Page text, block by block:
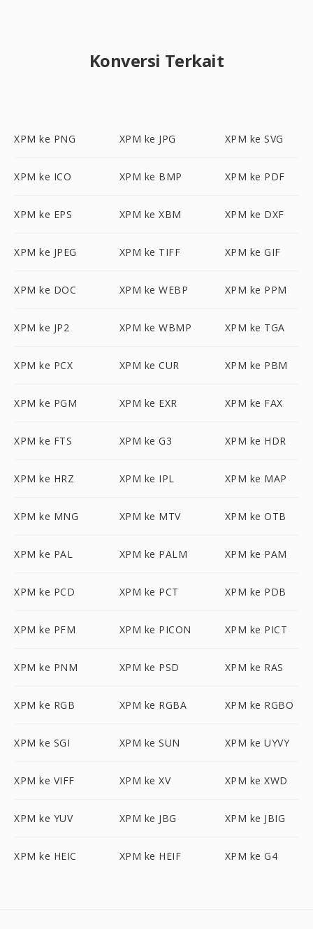
Konversi Terkait
XPM ke PNG XPM ke JPG XPM ke SVG
XPM ke ICO XPM ke BMP XPM ke PDF
XPM ke EPS XPM ke XBM XPM ke DXF
XPM ke JPEG XPM ke TIFF XPM ke GIF
XPM ke DOC XPM ke WEBP XPM ke PPM
XPM ke JP2 XPM ke WBMP XPM ke TGA
XPM ke PCX XPM ke CUR XPM ke PBM
XPM ke PGM XPM ke EXR XPM ke FAX
XPM ke FTS XPM ke G3 XPM ke HDR
XPM ke HRZ XPM ke IPL XPM ke MAP
XPM ke MNG XPM ke MTV XPM ke OTB
XPM ke PAL XPM ke PALM XPM ke PAM
XPM ke PCD XPM ke PCT XPM ke PDB
XPM ke PFM XPM ke PICON XPM ke PICT
XPM ke PNM XPM ke PSD XPM ke RAS
XPM ke RGB XPM ke RGBA XPM ke RGBO
XPM ke SGI XPM ke SUN XPM ke UYVY
XPM ke VIFF XPM ke XV XPM ke XWD
XPM ke YUV XPM ke JBG XPM ke JBIG
XPM ke HEIC XPM ke HEIF XPM ke G4